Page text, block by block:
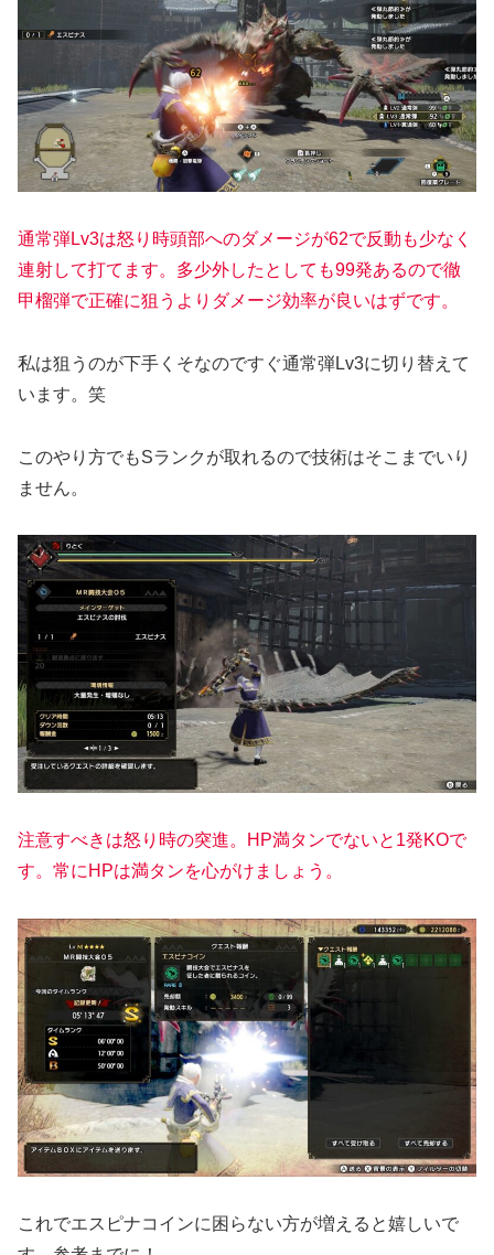
通常弾Lv3は怒り時頭部へのダメージが62で反動も少なく
連射して打てます。多少外したとしても99発あるので徹
甲榴弾で正確に狙うよりダメージ効率が良いはずです。
私は狙うのが下手くそなのですぐ通常弾Lv3に切り替えて
います。笑
このやり方でもSランクが取れるので技術はそこまでいり
ません。
注意すべきは怒り時の突進。HP満タンでないと1発KOで
す。常にHPは満タンを心がけましょう。
これでエスピナコインに困らない方が増えると嬉しいで